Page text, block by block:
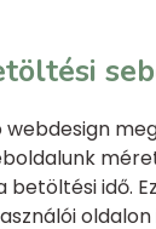
betöltési idő.